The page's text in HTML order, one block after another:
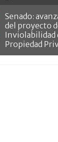
Senado:
del proyecto
Inviolabilidad
Propiedad